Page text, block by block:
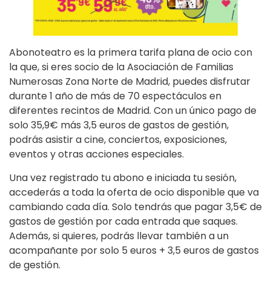
Abonoteatro es la primera tarifa plana de ocio con
la que, si eres socio de la Asociación de Familias
Numerosas Zona Norte de Madrid, puedes disfrutar
durante 1 año de más de 70 espectáculos en
diferentes recintos de Madrid. Con un único pago de
solo 35,9€ más 3,5 euros de gastos de gestión,
podrás asistir a cine, conciertos, exposiciones,
eventos y otras acciones especiales.
Una vez registrado tu abono e iniciada tu sesión,
accederás a toda la oferta de ocio disponible que va
cambiando cada día. Solo tendrás que pagar 3,5€ de
gastos de gestión por cada entrada que saques.
Además, si quieres, podrás llevar también a un
acompañante por solo 5 euros + 3,5 euros de gastos
de gestión.